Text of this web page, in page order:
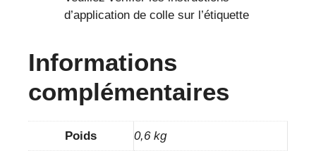
d’application de colle sur l’étiquette
Informations
complémentaires
Poids 0,6 kg